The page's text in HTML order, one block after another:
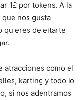
1£ por tokens. A la
nos gusta
quieres deleitarte
atracciones como el
karting y todo lo
si nos adentramos